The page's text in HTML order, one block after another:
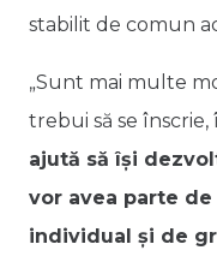
stabilit de comun
„Sunt mai multe
trebui să se
ajută să își
vor avea parte
individual și de